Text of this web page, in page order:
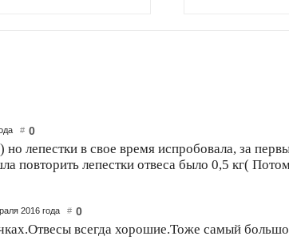
# 0
лепестки в свое время испробовала, за
повторить лепестки отвеса было 0,5 кг(
2016 года # 0
всегда хорошие.Тоже самый